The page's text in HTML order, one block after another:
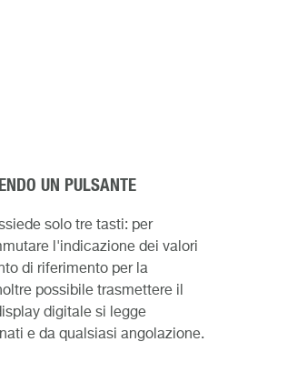
UN PULSANTE
solo tre tasti: per
l'indicazione dei valori
di riferimento per la
possibile trasmettere il
digitale si legge
e da qualsiasi angolazione.